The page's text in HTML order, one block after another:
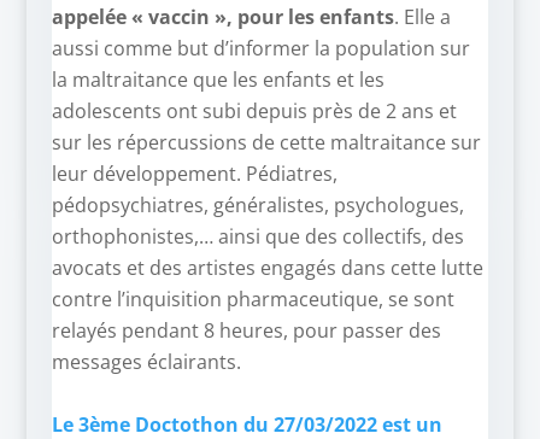
appelée « vaccin », pour les enfants. Elle a
aussi comme but d’informer la population sur
la maltraitance que les enfants et les
adolescents ont subi depuis près de 2 ans et
sur les répercussions de cette maltraitance sur
leur développement. Pédiatres,
pédopsychiatres, généralistes, psychologues,
orthophonistes,… ainsi que des collectifs, des
avocats et des artistes engagés dans cette lutte
contre l’inquisition pharmaceutique, se sont
relayés pendant 8 heures, pour passer des
messages éclairants.
Le 3ème Doctothon du 27/03/2022 est un